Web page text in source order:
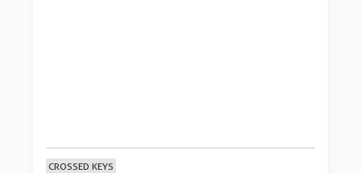
CROSSED KEYS